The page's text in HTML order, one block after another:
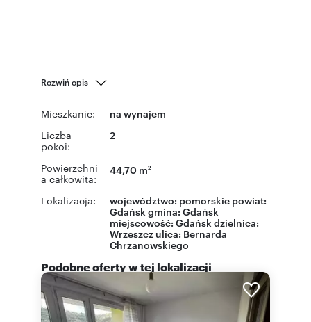
Rozwiń opis
Mieszkanie: na wynajem
Liczba
pokoi:
2
Powierzchni
a całkowita:
44,70 m2
Lokalizacja: województwo: pomorskie powiat:
Gdańsk gmina:Gdańsk
miejscowość: Gdańsk dzielnica:
Wrzeszcz ulica: Bernarda
Chrzanowskiego
Podobne oferty w tej lokalizacji